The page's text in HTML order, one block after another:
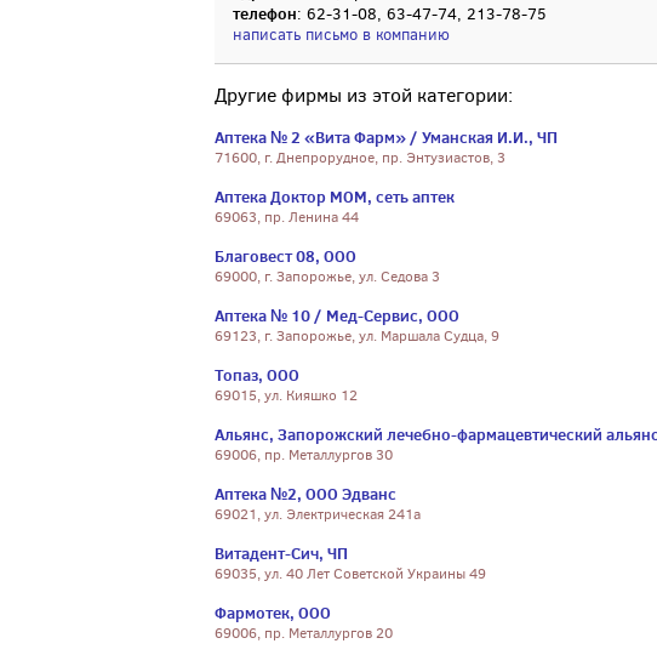
телефон: 62-31-08, 63-47-74, 213-78-75
написать письмо в компанию
Другие фирмы из этой категории:
Аптека № 2 «Вита Фарм» / Уманская И.И., ЧП
71600, г. Днепрорудное, пр. Энтузиастов, 3
Аптека Доктор МОМ, сеть аптек
69063, пр. Ленина 44
Благовест 08, ООО
69000, г. Запорожье, ул. Седова 3
Аптека № 10 / Мед-Сервис, ООО
69123, г. Запорожье, ул. Маршала Судца, 9
Топаз, ООО
69015, ул. Кияшко 12
Альянс, Запорожский лечебно-фармацевтический
69006, пр. Металлургов 30
Аптека №2, ООО Эдванс
69021, ул. Электрическая 241а
Витадент-Сич, ЧП
69035, ул. 40 Лет Советской Украины 49
Фармотек, ООО
69006, пр. Металлургов 20